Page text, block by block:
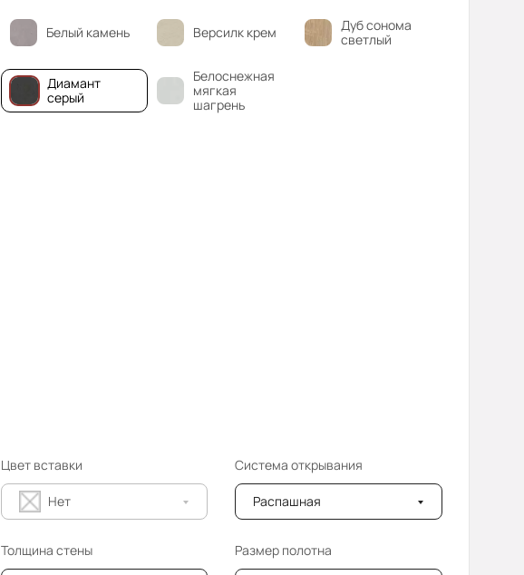
Белый камень Версилк крем
Дуб сонома
светлый
Диамант
серый
Белоснежная
мягкая
шагрень
Цвет вставки
Нет
Система открывания
Распашная
Толщина стены Размер полотна